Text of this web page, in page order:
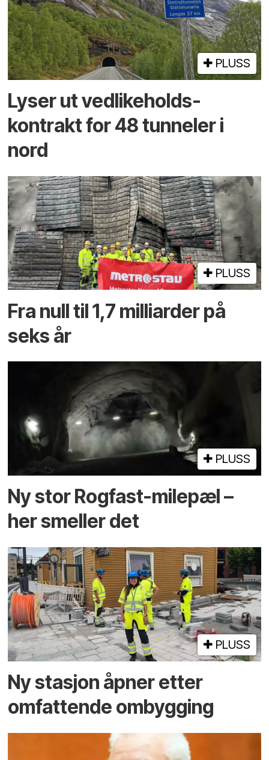
PLUSS
Lyser ut vedlikeholds­
kontrakt for 48 tunneler i
nord
PLUSS
Fra null til 1,7 milliarder på
seks år
PLUSS
Ny stor Rogfast-milepæl –
her smeller det
PLUSS
Ny stasjon åpner etter
omfattende ombygging